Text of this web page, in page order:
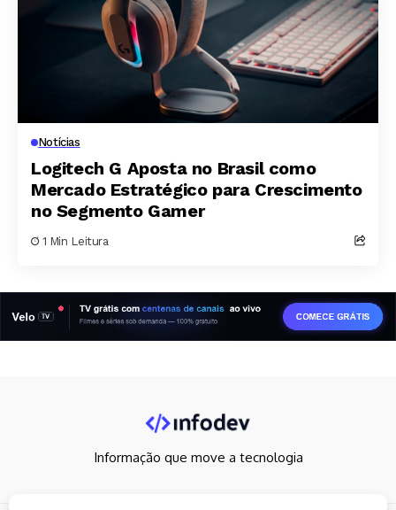
Notícias
Logitech G Aposta no Brasil como
Mercado Estratégico para Crescimento
no Segmento Gamer
1 Min Leitura
Informação que move a tecnologia